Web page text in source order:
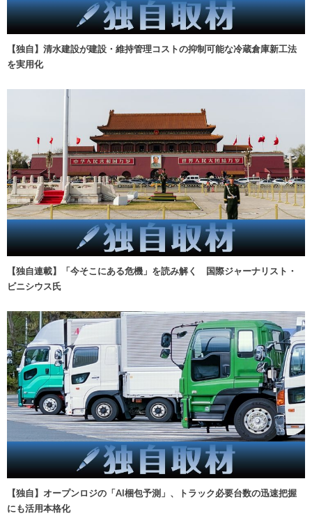
【独自】清水建設が建設・維持管理コストの抑制可能な冷蔵倉庫新工法
を実用化
【独自連載】「今そこにある危機」を読み解く 国際ジャーナリスト・
ビニシウス氏
【独自】オープンロジの「AI梱包予測」、トラック必要台数の迅速把握
にも活用本格化